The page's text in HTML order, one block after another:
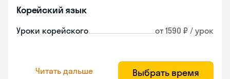
Корейский язык
Уроки корейского от 1590 ₽ / урок
Читать дальше Выбрать время